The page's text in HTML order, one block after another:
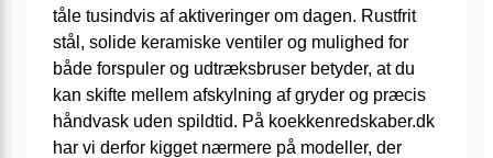
tåle tusindvis af aktiveringer om dagen. Rustfrit
stål, solide keramiske ventiler og mulighed for
både forspuler og udtræksbruser betyder, at du
kan skifte mellem afskylning af gryder og præcis
håndvask uden spildtid. På koekkenredskaber.dk
har vi derfor kigget nærmere på modeller, der